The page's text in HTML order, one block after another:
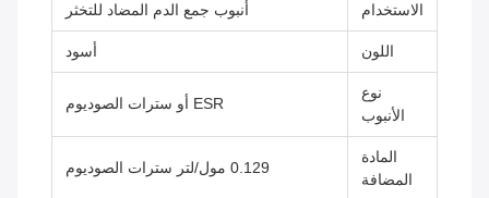
الاستخدام أنبوب جمع الدم المضاد للتخثر
اللون أسود
نوع
الأنبوب
ESR أو سترات الصوديوم
المادة
المضافة
0.129 مول/لتر سترات الصوديوم